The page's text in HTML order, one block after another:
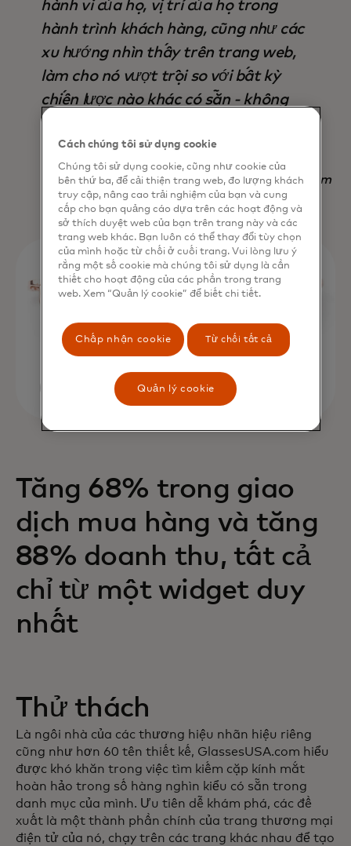
hành vi của họ, vị trí của họ trong
hành trình khách hàng, cũng như các
xu hướng nhìn thấy trên trang web,
làm cho nó vượt trội so với bất kỳ
chiến lược nào khác có sẵn - không
chỉ về đầu ra, mà còn tiết kiệm thời
gian ".
Nadav Yekutiel, Head of Data, GlassesUSA.com
Tăng 68% trong giao
dịch mua hàng và tăng
88% doanh thu, tất cả
chỉ từ một widget duy
nhất
Thử thách
Là ngôi nhà của các thương hiệu nhãn hiệu riêng
cũng như hơn 60 tên thiết kế, GlassesUSA.com hiểu
được khó khăn trong việc tìm kiếm cặp kính mắt
hoàn hảo trong số hàng nghìn kiểu có sẵn trong
danh mục của mình. Ưu tiên dễ khám phá, các đề
xuất là một thành phần chính của trang thương mại
điện tử của nó, chạy trên các trang khác nhau để tạo
Cách chúng tôi sử dụng cookie
Chúng tôi sử dụng cookie, cũng như cookie của
bên thứ ba, để cải thiện trang web, đo lượng khách
truy cập, nâng cao trải nghiệm của bạn và cung
cấp cho bạn quảng cáo dựa trên các hoạt động và
sở thích duyệt web của bạn trên trang này và các
trang web khác. Bạn luôn có thể thay đổi tùy chọn
của mình hoặc từ chối ở cuối trang. Vui lòng lưu ý
rằng một số cookie mà chúng tôi sử dụng là cần
thiết cho hoạt động của các phần trong trang
web. Xem “Quản lý cookie” để biết chi tiết.
Chấp nhận cookie Từ chối tất cả
Quản lý cookie